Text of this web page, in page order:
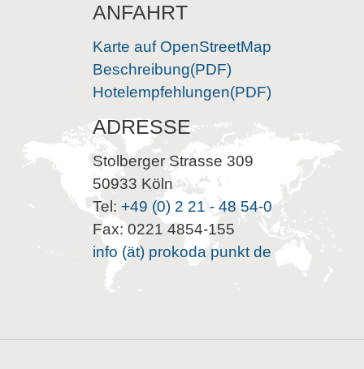
ANFAHRT
Karte auf OpenStreetMap
Beschreibung(PDF)
Hotelempfehlungen(PDF)
ADRESSE
Stolberger Strasse 309
50933 Köln
Tel: +49 (0) 2 21 - 48 54-0
Fax: 0221 4854-155
info (ät) prokoda punkt de